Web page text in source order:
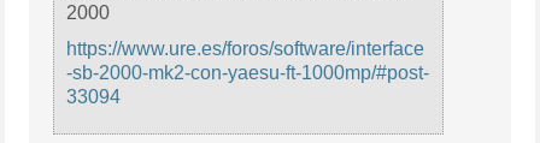
2000
https://www.ure.es/foros/software/interface
-sb-2000-mk2-con-yaesu-ft-1000mp/#post-
33094